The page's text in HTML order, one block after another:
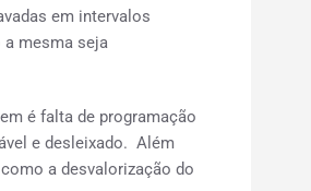
em intervalos
a mesma seja
é falta de programação
e desleixado. Além
a desvalorização do